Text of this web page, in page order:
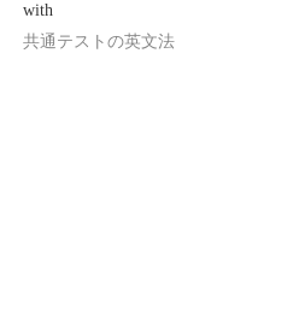
with
共通テストの英文法